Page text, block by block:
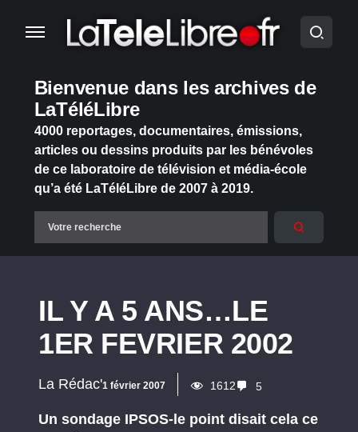
Bienvenue dans les archives de
LaTéléLibre
4000 reportages, documentaires, émissions,
articles ou dessins produits par les bénévoles
de ce laboratoire de télévision et média-école
qu’a été LaTéléLibre de 2007 à 2019.
IL Y A 5 ANS…LE
1ER FEVRIER 2002
La Rédac'1 février 2007 1612 5
Un sondage IPSOS-le point disait cela ce